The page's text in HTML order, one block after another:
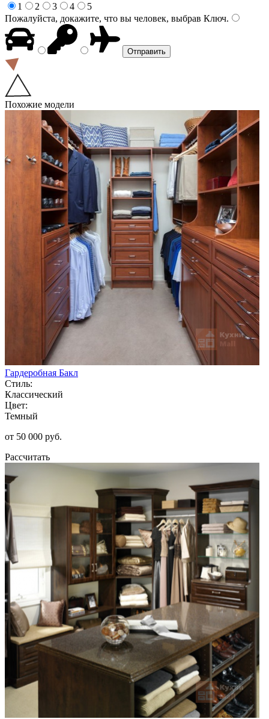
1
2 3 4
5
Пожалуйста, докажите, что вы человек, выбрав Ключ.
Похожие модели
Гардеробная Бакл
Стиль:
Классический
Цвет:
Темный
от 50 000 руб.
Рассчитать